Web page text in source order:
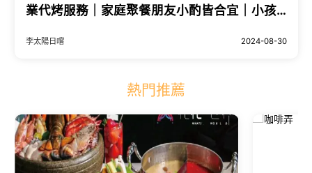
業代烤服務｜家庭聚餐朋友小酌皆合宜｜小孩
李太陽日嚐 2024-08-30
熱門推薦